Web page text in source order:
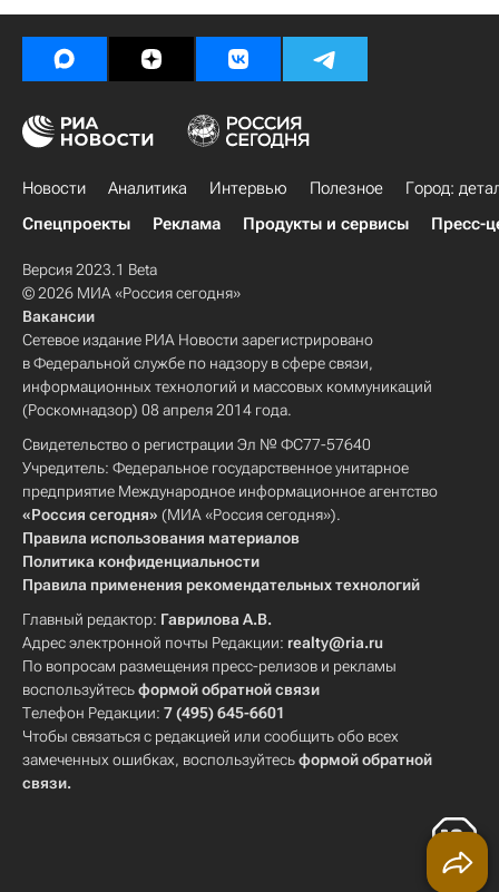
Новости Аналитика Интервью Полезное
Город:
Спецпроекты
Реклама Продукты и сервисы Пресс-
Версия 2023.1 Beta
© 2026 МИА «Россия сегодня»
Вакансии
Сетевое издание РИА Новости зарегистрировано
в Федеральной службе по надзору в сфере связи,
информационных технологий и массовых коммуникаций
(Роскомнадзор) 08 апреля 2014 года.
Свидетельство о регистрации Эл № ФС77-57640
Учредитель: Федеральное государственное унитарное
предприятие Международное информационное агентство
«Россия сегодня» (МИА «Россия сегодня»).
Правила использования материалов
Политика конфиденциальности
Правила применения рекомендательных технологий
Главный редактор: Гаврилова А.В.
Адрес электронной почты Редакции: realty@ria.ru
По вопросам размещения пресс-релизов и рекламы
воспользуйтесьформой обратной связи
Телефон Редакции: 7 (495) 645-6601
Чтобы связаться с редакцией или сообщить обо всех
замеченных ошибках, воспользуйтесьформой обратной
связи.